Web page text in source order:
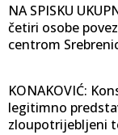
NA SPISKU
četiri osobe
centrom
KONAKOVIĆ:
legitimno
zloupotrijebljeni